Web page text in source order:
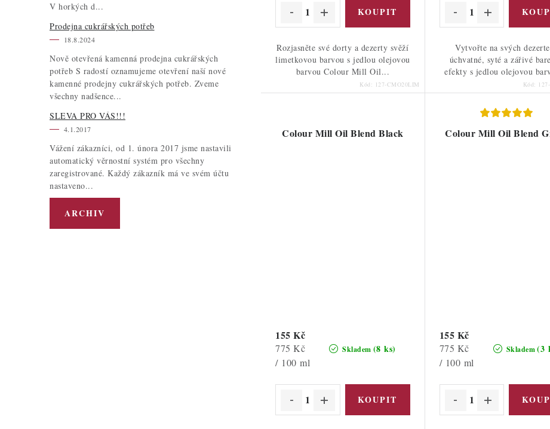
V horkých d...
Prodejna cukrářských potřeb
18.8.2024
Nově otevřená kamenná prodejna cukrářských
potřeb S radostí oznamujeme otevření naší nové
kamenné prodejny cukrářských potřeb. Zveme
všechny nadšence...
SLEVA PRO VÁS!!!
4.1.2017
Vážení zákazníci, od 1. února 2017 jsme nastavili
automatický věrnostní systém pro všechny
zaregistrované. Každý zákazník má ve svém účtu
nastaveno...
ARCHIV
Rozjasněte své dorty a dezerty svěží
limetkovou barvou s jedlou olejovou
barvou Colour Mill Oil...
Kód: 127-CMO20LIM
Vytvořte na svých
úchvatné, syté a zářivé
efekty s jedlou olejovou
Kód:
Colour Mill Oil Blend Black
Skladem (8 ks)
155 Kč
Měrná
cena:
775 Kč
/ 100 ml
Colour Mill Oil Blend
Skladem (3
155 Kč
Měrná
cena:
775 Kč
/ 100 ml